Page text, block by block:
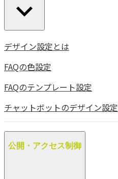
デザイン設定とは
FAQの色設定
FAQのテンプレート設定
チャットボットのデザイン設定
公開・アクセス制御